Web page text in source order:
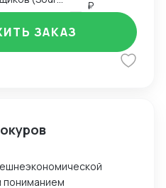
с B2B-платформами
проведение
юридической
до отгрузки
процессов
форвардерами,
₽
ЗАКАЗ
пониманием